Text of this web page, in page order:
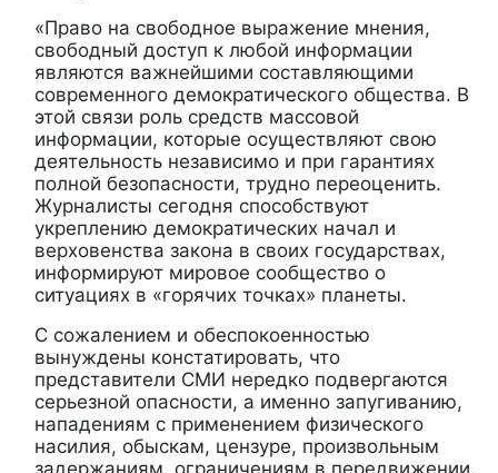
«Право на свободное выражение мнения,
свободный доступ к любой информации
являются важнейшими составляющими
современного демократического общества. В
этой связи роль средств массовой
информации, которые осуществляют свою
деятельность независимо и при гарантиях
полной безопасности, трудно переоценить.
Журналисты сегодня способствуют
укреплению демократических начал и
верховенства закона в своих государствах,
информируют мировое сообщество о
ситуациях в «горячих точках» планеты.
С сожалением и обеспокоенностью
вынуждены констатировать, что
представители СМИ нередко подвергаются
серьезной опасности, а именно запугиванию,
нападениям с применением физического
насилия, обыскам, цензуре, произвольным
задержаниям, ограничениям в передвижении,